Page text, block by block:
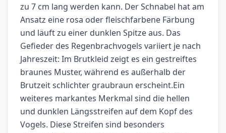
zu 7 cm lang werden kann. Der Schnabel hat am
Ansatz eine rosa oder fleischfarbene Färbung
und läuft zu einer dunklen Spitze aus. Das
Gefieder des Regenbrachvogels variiert je nach
Jahreszeit: Im Brutkleid zeigt es ein gestreiftes
braunes Muster, während es außerhalb der
Brutzeit schlichter graubraun erscheint.Ein
weiteres markantes Merkmal sind die hellen
und dunklen Längsstreifen auf dem Kopf des
Vogels. Diese Streifen sind besonders